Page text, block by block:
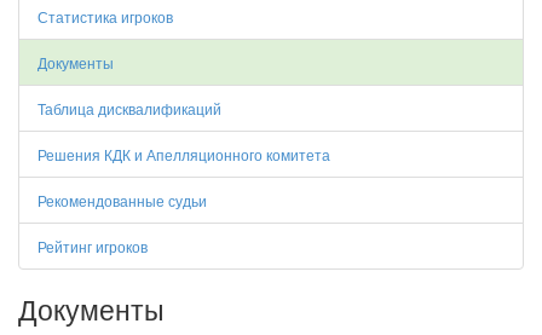
Статистика игроков
Документы
Таблица дисквалификаций
Решения КДК и Апелляционного комитета
Рекомендованные судьи
Рейтинг игроков
Документы